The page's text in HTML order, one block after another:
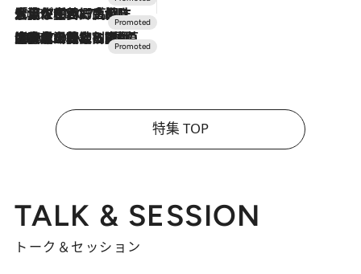
2026.7.17
「土佐和ハーブかき氷」がOMO7高知に登場！生姜、山椒、大葉など目にも舌にも涼を呼ぶ郷土の味
2026.7.10
NEW OPEN！【界 草津】名湯の地に誕生。趣の異なる2種の温泉と上州ならではの会席・蕎麦割烹など美食を味わう究極の癒やし旅
特集 TOP
TALK & SESSION
トーク＆セッション